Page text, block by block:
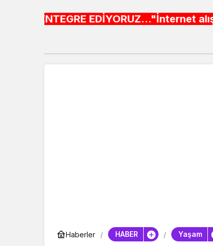
ENTEGRE EDİYORUZ..."İnternet
Haberler HABER Yaşam